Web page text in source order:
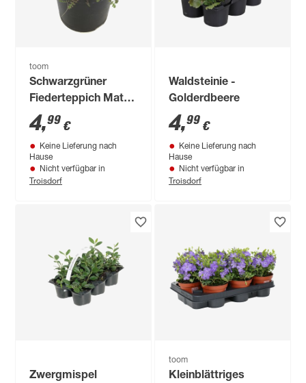
toom
Schwarzgrüner
Fiederteppich Match
& Moss Family
'Platt's Black' 13 cm
Topf
4,99 €
Keine Lieferung nach
Hause
Nicht verfügbar in
Troisdorf
Waldsteinie -
Golderdbeere
4,99 €
Keine Lieferung nach
Hause
Nicht verfügbar in
Troisdorf
Zwergmispel
toom
Kleinblättriges